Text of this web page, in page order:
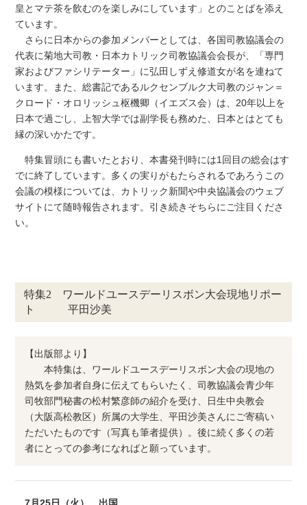
皇とマテ茶を飲むのを楽しみにしています」とのことばを添え
ています。
さらに日本からの参加メンバーとしては、各国司教協議会の
代表に菊地大司教・日本カトリック司教協議会会長が、「専門
家およびファシリテーター」に弘田しずえ修道女が名を連ねて
います。また、総書記であるルクセンブルク大司教のジャン＝
クロード・オロリッシュ枢機卿（イエズス会）は、20年以上を
日本で過ごし、上智大学では副学長も務めた、日本とはとても
縁の深いかたです。
特集冒頭にも書いたとおり、本書発刊時には1回目の総会はす
でに終了しています。多くの実りがもたらされるであろうこの
会議の模様については、カトリック新聞や中央協議会のウェブ
サイトにて随時報告されます。引き続きそちらにご注目くださ
い。
特集2 ワールドユースデーリスボン大会現地リポー
ト 平田沙美
【出版部より】
本特集は、ワールドユースデーリスボン大会の現地の
熱気を参加者自身に伝えてもらいたく、司教協議会青少年
司牧部門秘書の松村繁彦師の紹介を受け、日生中央教会
（大阪高松教区）所属の大学生、平田沙美さんにご寄稿い
ただいたものです（写真も筆者提供）。後に続く多くの若
者にとっての参考になればと願っています。